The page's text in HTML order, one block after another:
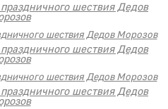
шествия Дедов
шествия Дедов
шествия Дедов